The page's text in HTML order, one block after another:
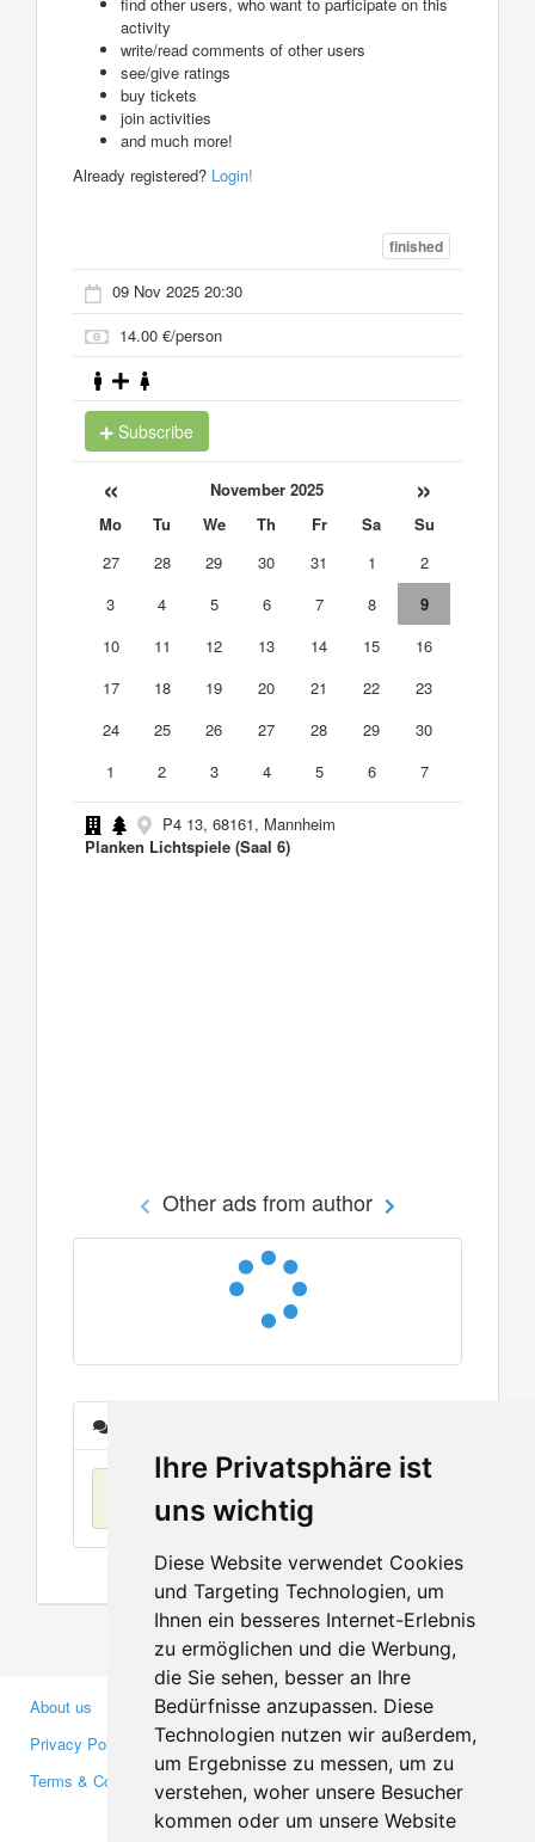
Ihre Privatsphäre ist
uns wichtig
Diese Website verwendet Cookies
und Targeting Technologien, um
Ihnen ein besseres Internet-Erlebnis
zu ermöglichen und die Werbung,
die Sie sehen, besser an Ihre
Bedürfnisse anzupassen. Diese
Technologien nutzen wir außerdem,
um Ergebnisse zu messen, um zu
verstehen, woher unsere Besucher
kommen oder um unsere Website
find other users, who want to participate on this
activity
write/read comments of other users
see/give ratings
buy tickets
join activities
and much more!
Already registered? Login!
finished
09 Nov 2025 20:30
14.00 €/person
Subscribe
« November 2025 »
Mo Tu We Th Fr Sa
Su
27
28 29 30 31 1
2
3
4 5 6 7 8
9
10
11 12 13 14 15
16
17
18 19 20 21 22
23
24
25 26 27 28 29
30
1
2 3 4 5 6 7
P4 13, 68161, Mannheim
Planken Lichtspiele (Saal 6)
Other ads from author
No items found
About us
Privacy Policy
Terms & Conditions
Business Partners
Investors
Media